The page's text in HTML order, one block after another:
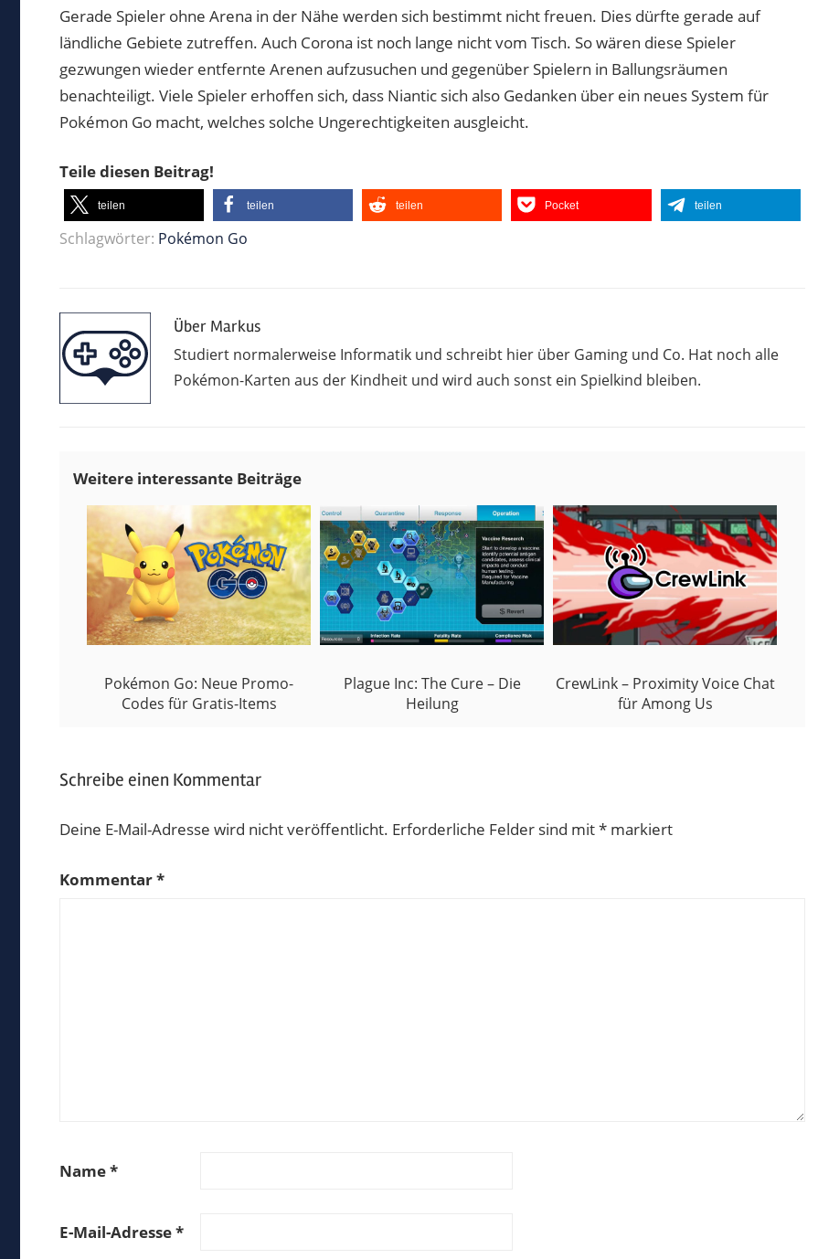
Gerade Spieler ohne Arena in der Nähe werden sich bestimmt nicht freuen. Dies dürfte gerade auf
ländliche Gebiete zutreffen. Auch Corona ist noch lange nicht vom Tisch. So wären diese Spieler
gezwungen wieder entfernte Arenen aufzusuchen und gegenüber Spielern in Ballungsräumen
benachteiligt. Viele Spieler erhoffen sich, dass Niantic sich also Gedanken über ein neues System für
Pokémon Go macht, welches solche Ungerechtigkeiten ausgleicht.
Teile diesen Beitrag!
teilen teilen teilen Pocket teilen
Schlagwörter: Pokémon Go
Über Markus
Studiert normalerweise Informatik und schreibt hier über Gaming und Co. Hat noch alle
Pokémon-Karten aus der Kindheit und wird auch sonst ein Spielkind bleiben.
Pokémon Go: Neue Promo-
Codes für Gratis-Items
Plague Inc: The Cure – Die
Heilung
CrewLink – Proximity Voice Chat
für Among Us
Schreibe einen Kommentar
Deine E-Mail-Adresse wird nicht veröffentlicht. Erforderliche Felder sind mit*markiert
Kommentar*
Name*
E-Mail-Adresse*